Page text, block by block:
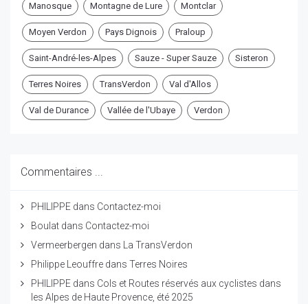
Manosque Montagne de Lure Montclar
Moyen Verdon Pays Dignois Praloup
Saint-André-les-Alpes Sauze - Super Sauze Sisteron
Terres Noires TransVerdon Val d'Allos
Val de Durance Vallée de l'Ubaye Verdon
Commentaires ...
PHILIPPE dans Contactez-moi
Boulat dans Contactez-moi
Vermeerbergen dans La TransVerdon
Philippe Leouffre dans Terres Noires
PHILIPPE dans Cols et Routes réservés aux cyclistes dans
les Alpes de Haute Provence, été 2025